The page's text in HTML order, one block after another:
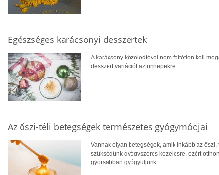
Egészséges karácsonyi desszertek
A karácsony közeledtével nem feltétlen kell
desszert variációt az ünnepekre.
Az őszi-téli betegségek természetes gyógymódjai
Vannak olyan betegségek, amik inkább az
szükségünk gyógyszeres kezelésre, ezért
gyorsabban gyógyuljunk.